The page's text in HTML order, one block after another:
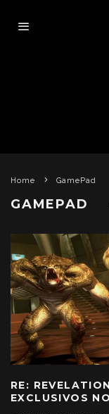
Home GamePad
GAMEPAD
RE:
EXCLUSIVOS